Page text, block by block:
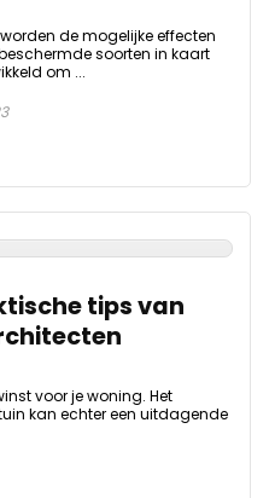
de mogelijke effecten
soorten in kaart
om ...
tips van
voor je woning. Het
kan echter een uitdagende